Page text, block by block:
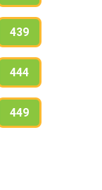
439
444
449